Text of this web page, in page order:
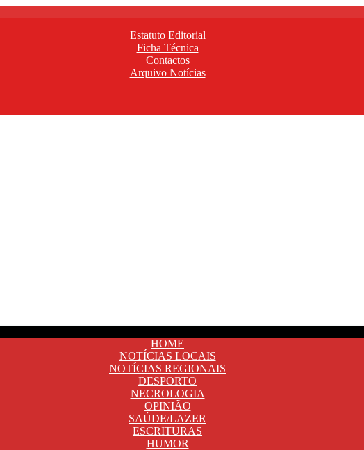
Estatuto Editorial
Ficha Técnica
Contactos
Arquivo Notícias
HOME
NOTÍCIAS LOCAIS
NOTÍCIAS REGIONAIS
DESPORTO
NECROLOGIA
OPINIÃO
SAÚDE/LAZER
ESCRITURAS
HUMOR